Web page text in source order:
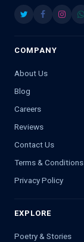
COMPANY
About Us
Blog
Careers
Reviews
Contact Us
Terms & Conditions
Privacy Policy
EXPLORE
Poetry & Stories